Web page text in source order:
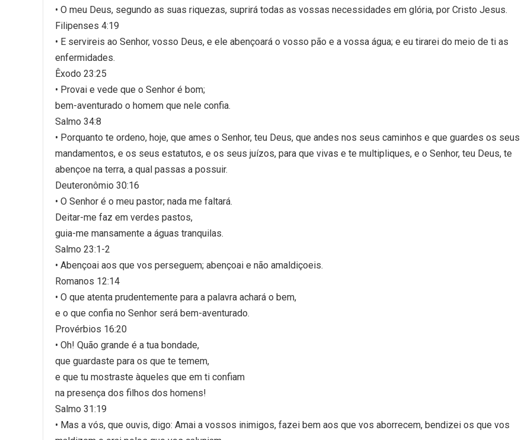
• O meu Deus, segundo as suas riquezas, suprirá todas as vossas necessidades em glória, por Cristo Jesus.
Filipenses 4:19
• E servireis ao Senhor, vosso Deus, e ele abençoará o vosso pão e a vossa água; e eu tirarei do meio de ti as
enfermidades.
Êxodo 23:25
• Provai e vede que o Senhor é bom;
bem-aventurado o homem que nele confia.
Salmo 34:8
• Porquanto te ordeno, hoje, que ames o Senhor, teu Deus, que andes nos seus caminhos e que guardes os seus
mandamentos, e os seus estatutos, e os seus juízos, para que vivas e te multipliques, e o Senhor, teu Deus, te
abençoe na terra, a qual passas a possuir.
Deuteronômio 30:16
• O Senhor é o meu pastor; nada me faltará.
Deitar-me faz em verdes pastos,
guia-me mansamente a águas tranquilas.
Salmo 23:1-2
• Abençoai aos que vos perseguem; abençoai e não amaldiçoeis.
Romanos 12:14
• O que atenta prudentemente para a palavra achará o bem,
e o que confia no Senhor será bem-aventurado.
Provérbios 16:20
• Oh! Quão grande é a tua bondade,
que guardaste para os que te temem,
e que tu mostraste àqueles que em ti confiam
na presença dos filhos dos homens!
Salmo 31:19
• Mas a vós, que ouvis, digo: Amai a vossos inimigos, fazei bem aos que vos aborrecem, bendizei os que vos